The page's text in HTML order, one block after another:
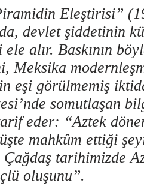
Eleştirisi”
devlet şiddetinin
ele alır. Baskının
Meksika
eşi görülmemiş
somutlaşan
eder: “Aztek
mahkûm ettiği
Çağdaş tarihimizde
oluşunu”.